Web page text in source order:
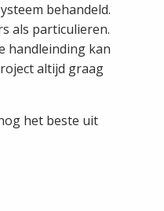
behandeld.
als particulieren.
handleinding kan
altijd graag
het beste uit